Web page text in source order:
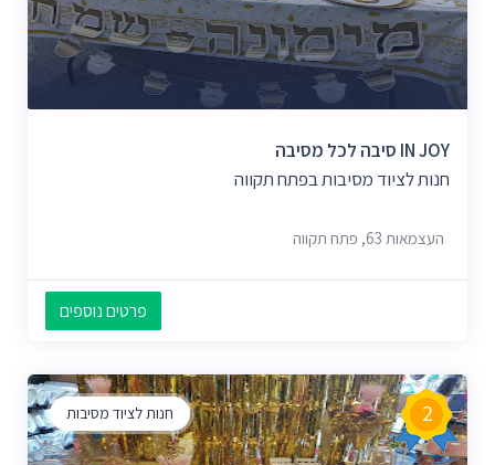
IN JOY סיבה לכל מסיבה
חנות לציוד מסיבות בפתח תקווה
העצמאות 63, פתח תקווה
פרטים נוספים
חנות לציוד מסיבות 2